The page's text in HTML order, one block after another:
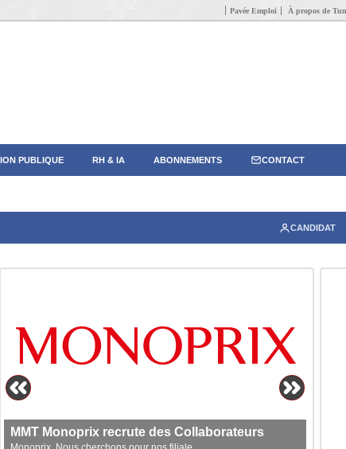
Pavée Emploi À propos de
PUBLIQUE RH & IA ABONNEMENTS CONTACT
CANDIDAT
MMT Monoprix recrute des Collaborateurs